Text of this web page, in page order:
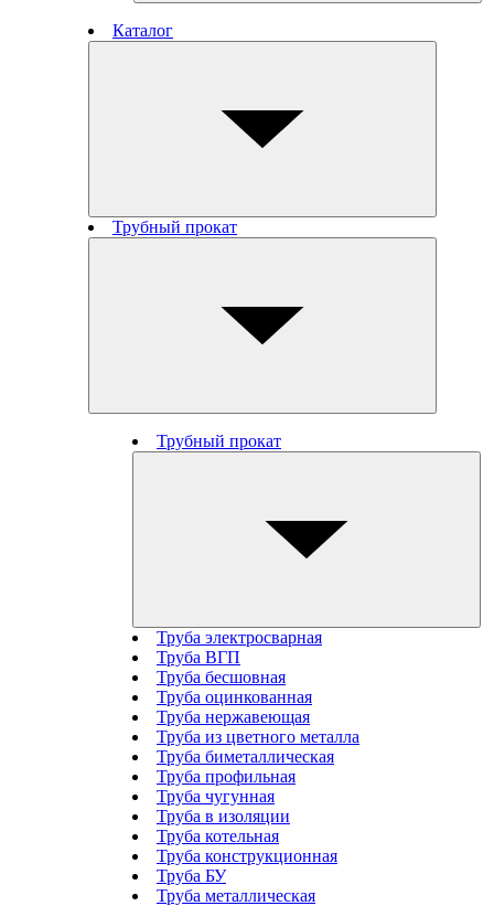
Каталог
Трубный прокат
Трубный прокат
Труба электросварная
Труба ВГП
Труба бесшовная
Труба оцинкованная
Труба нержавеющая
Труба из цветного металла
Труба биметаллическая
Труба профильная
Труба чугунная
Труба в изоляции
Труба котельная
Труба конструкционная
Труба БУ
Труба металлическая